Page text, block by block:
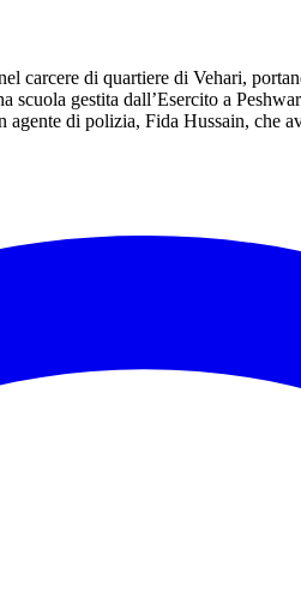
carcere di quartiere di Vehari,
scuola gestita dall’Esercito a
di polizia, Fida Hussain, che